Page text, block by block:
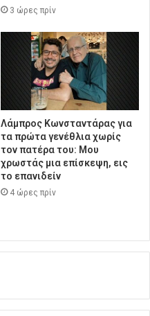
3 ώρες πρίν
Λάμπρος Κωνσταντάρας για
τα πρώτα γενέθλια χωρίς
τον πατέρα του: Μου
χρωστάς μια επίσκεψη, εις
το επανιδείν
4 ώρες πρίν